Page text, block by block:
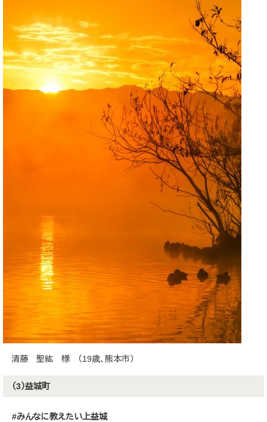
清藤 聖紘 様 （19歳、熊本市）
（3）益城町
#みんなに教えたい上益城